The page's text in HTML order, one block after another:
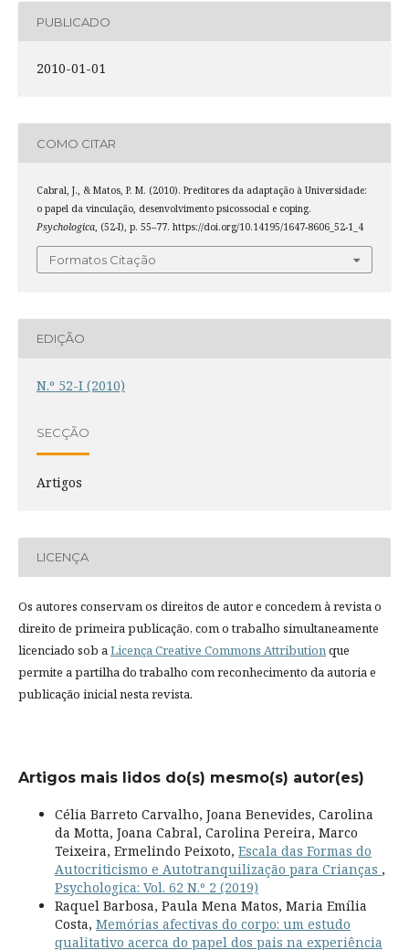
PUBLICADO
2010-01-01
COMO CITAR
Cabral, J., & Matos, P. M. (2010). Preditores da adaptação à Universidade:
o papel da vinculação, desenvolvimento psicossocial e coping.
Psychologica, (52-I), p. 55–77. https://doi.org/10.14195/1647-8606_52-1_4
Formatos Citação
EDIÇÃO
N.º 52-I (2010)
SECÇÃO
Artigos
LICENÇA
Os autores conservam os direitos de autor e concedem à revista o
direito de primeira publicação, com o trabalho simultaneamente
licenciado sob aLicença Creative Commons Attributionque
permite a partilha do trabalho com reconhecimento da autoria e
publicação inicial nesta revista.
Artigos mais lidos do(s) mesmo(s) autor(es)
Célia Barreto Carvalho, Joana Benevides, Carolina
da Motta, Joana Cabral, Carolina Pereira, Marco
Teixeira, Ermelindo Peixoto, Escala das Formas do
Autocriticismo e Autotranquilização para Crianças ,
Psychologica: Vol. 62 N.º 2 (2019)
Raquel Barbosa, Paula Mena Matos, Maria Emília
Costa, Memórias afectivas do corpo: um estudo
qualitativo acerca do papel dos pais na experiência